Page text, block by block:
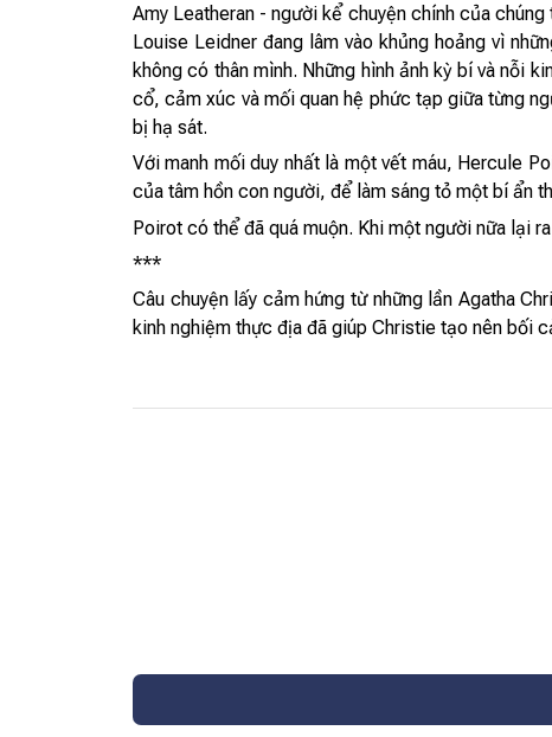
Amy Leatheran - người kể chuyện chính của
Louise Leidner đang lâm vào khủng hoảng vì
không có thân mình. Những hình ảnh kỳ bí và nỗi
cổ, cảm xúc và mối quan hệ phức tạp giữa từng
bị hạ sát.
Với manh mối duy nhất là một vết máu, Hercule
của tâm hồn con người, để làm sáng tỏ một bí ẩn
Poirot có thể đã quá muộn. Khi một người nữa lại
***
Câu chuyện lấy cảm hứng từ những lần Agatha
kinh nghiệm thực địa đã giúp Christie tạo nên bối